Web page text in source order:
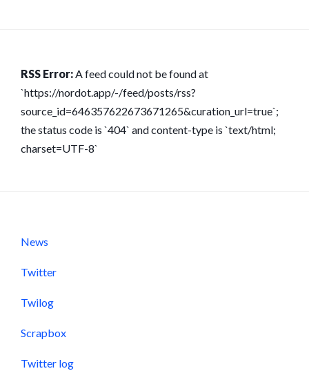
RSS Error:A feed could not be found at
`https://nordot.app/-/feed/posts/rss?
source_id=646357622673671265&curation_url=true`;
the status code is `404` and content-type is `text/html;
charset=UTF-8`
News
Twitter
Twilog
Scrapbox
Twitter log